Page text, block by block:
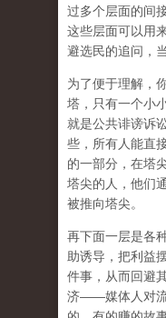
过多个层面的间
这些层面可以用
避选民的追问，
为了便于理解，
塔，只有一个小
就是公共诽谤诉
些，所有人能直
的一部分，在塔
塔尖的人，他们
被推向塔尖。
再下面一层是各
助诱导，把利益
件事，从而回避
济——媒体人对流